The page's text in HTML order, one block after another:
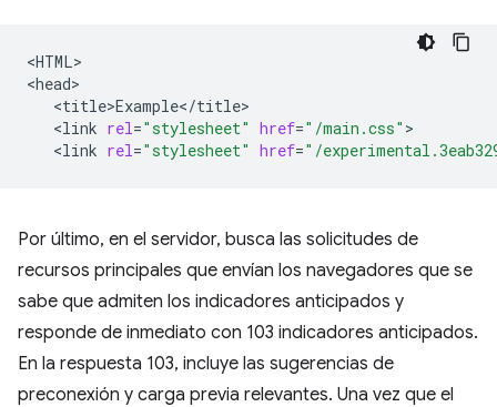
<HTML>
<link rel="stylesheet" href="/main.css"
<link rel="stylesheet" href="/
Por último, en el servidor, busca las solicitudes de
recursos principales que envían los navegadores que se
sabe que admiten los indicadores anticipados y
responde de inmediato con 103 indicadores anticipados.
En la respuesta 103, incluye las sugerencias de
preconexión y carga previa relevantes. Una vez que el